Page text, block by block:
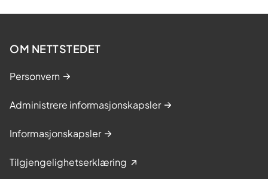
OM NETTSTEDET
Personvern
Administrere informasjonskapsler
Informasjonskapsler
Tilgjengelighetserklæring